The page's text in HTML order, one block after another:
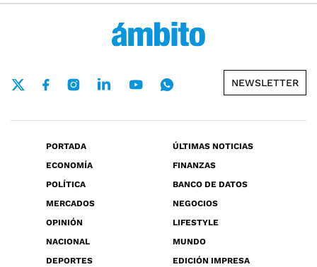
NEWSLETTER
PORTADA
ÚLTIMAS NOTICIAS
ECONOMÍA
FINANZAS
POLÍTICA
BANCO DE DATOS
MERCADOS
NEGOCIOS
OPINIÓN
LIFESTYLE
NACIONAL
MUNDO
DEPORTES
EDICIÓN IMPRESA